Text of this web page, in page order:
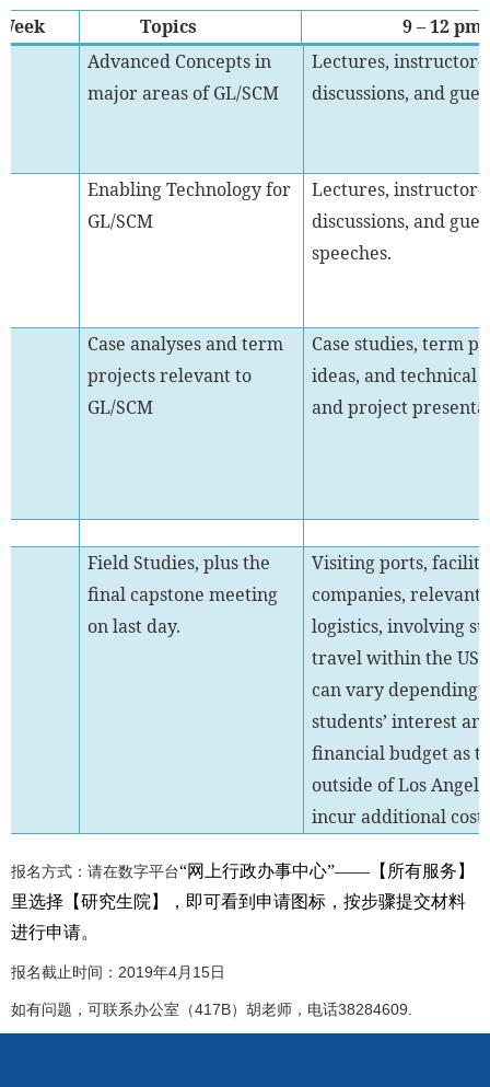
Topics
9 – 12 pm
Advanced Concepts in
major areas of GL/SCM
Lectures, instructor-
discussions, and
Enabling Technology for
GL/SCM
Lectures, instructor-
discussions, and
speeches.
Case analyses and term
projects relevant to
GL/SCM
Case studies, term
ideas, and technical
and project
Field Studies, plus the
final capstone meeting
on last day.
Visiting ports,
companies, relevant
logistics, involving
travel within the US.
can vary depending
students’ interest
financial budget as
outside of Los
incur additional cost.
报名方式：请在数字平台“网上行政办事中心”——【 所有服务】
里选择【研究生院】，即可看到申请图标，按步骤提交材料
进行申请。
报名截止时间：2019年4月15日
如有问题，可联系办公室（417B）胡老师，电话38284609.